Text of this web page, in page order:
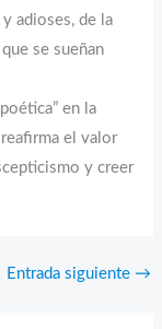
adioses, de la
se sueñan
en la
el valor
y creer
Entrada siguiente →